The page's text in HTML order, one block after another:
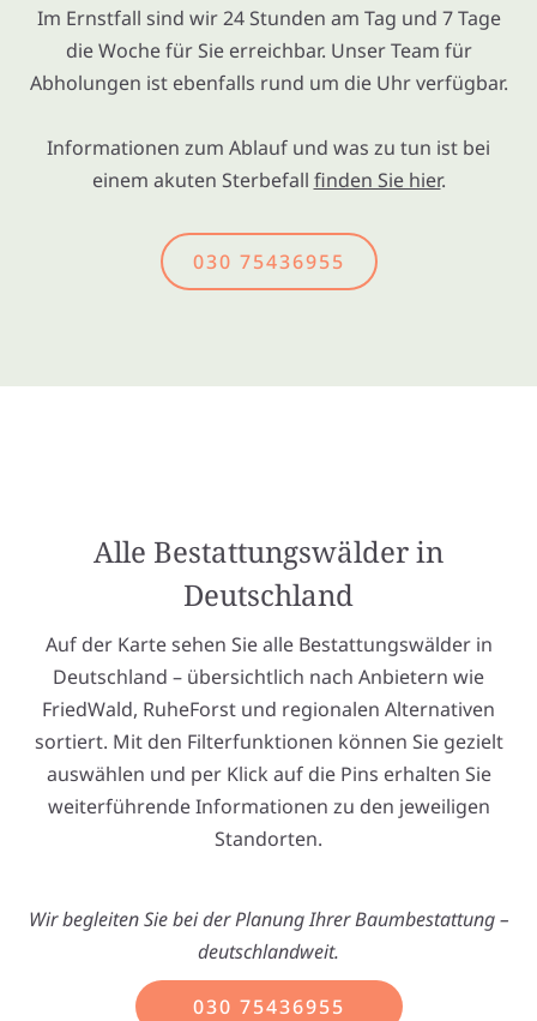
Im Ernstfall sind wir 24 Stunden am Tag und 7 Tage
die Woche für Sie erreichbar. Unser Team für
Abholungen ist ebenfalls rund um die Uhr verfügbar.
Informationen zum Ablauf und was zu tun ist bei
einem akuten Sterbefall finden Sie hier.
030 75436955
Alle Bestattungswälder in
Deutschland
Auf der Karte sehen Sie alle Bestattungswälder in
Deutschland – übersichtlich nach Anbietern wie
FriedWald, RuheForst und regionalen Alternativen
sortiert. Mit den Filterfunktionen können Sie gezielt
auswählen und per Klick auf die Pins erhalten Sie
weiterführende Informationen zu den jeweiligen
Standorten.
Wir begleiten Sie bei der Planung Ihrer Baumbestattung –
deutschlandweit.
030 75436955